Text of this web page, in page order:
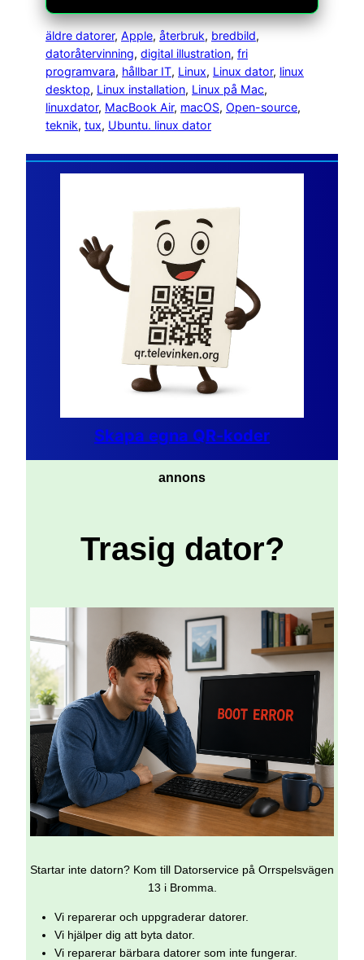
äldre datorer, Apple, återbruk, bredbild
datoråtervinning, digital illustration, fri
programvara, hållbar IT, Linux, Linux dator, linux
desktop, Linux installation, Linux på Mac
linuxdator, MacBook Air, macOS, Open-source
teknik, tux, Ubuntu. linux dator
Skapa egna QR-koder
annons
Trasig dator?
Startar inte datorn? Kom till Datorservice på Orrspelsvägen
13 i Bromma.
Vi reparerar och uppgraderar datorer.
Vi hjälper dig att byta dator.
Vi reparerar bärbara datorer som inte fungerar.